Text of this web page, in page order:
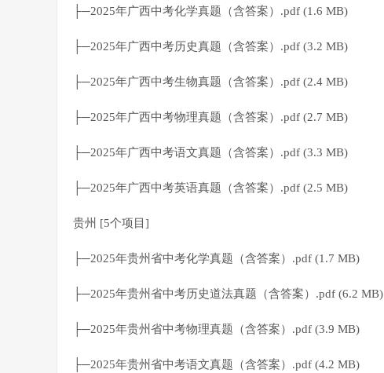
├─2025年广西中考化学真题（含答案）.pdf (1.6 MB)
├─2025年广西中考历史真题（含答案）.pdf (3.2 MB)
├─2025年广西中考生物真题（含答案）.pdf (2.4 MB)
├─2025年广西中考物理真题（含答案）.pdf (2.7 MB)
├─2025年广西中考语文真题（含答案）.pdf (3.3 MB)
├─2025年广西中考英语真题（含答案）.pdf (2.5 MB)
贵州 [5个项目]
├─2025年贵州省中考化学真题（含答案）.pdf (1.7 MB)
├─2025年贵州省中考历史道法真题（含答案）.pdf (6.2 MB)
├─2025年贵州省中考物理真题（含答案）.pdf (3.9 MB)
├─2025年贵州省中考语文真题（含答案）.pdf (4.2 MB)